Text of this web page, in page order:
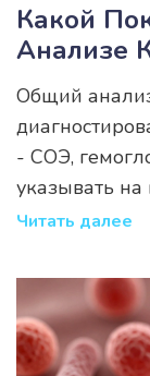
Какой
Анализе
На
Общий
- СОЭ,
указывать
требуют
Читать далее